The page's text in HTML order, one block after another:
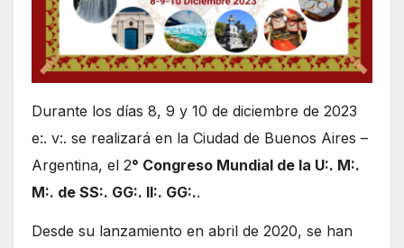
Durante los días 8, 9 y 10 de diciembre de 2023
e:. v:. se realizará en la Ciudad de Buenos Aires –
Argentina, el 2° Congreso Mundial de la U:. M:.
M:. de SS:. GG:. II:. GG:..
Desde su lanzamiento en abril de 2020, se han